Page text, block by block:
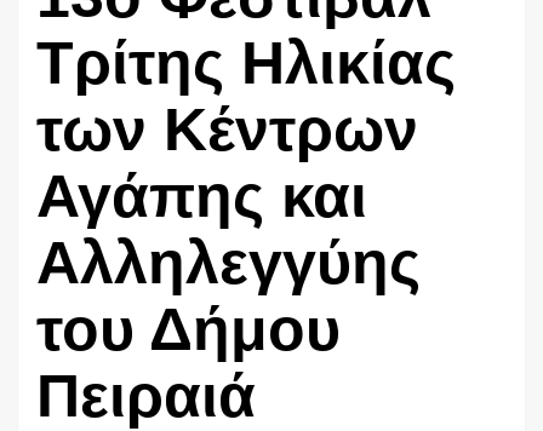
Τρίτης Ηλικίας
των Κέντρων
Αγάπης και
Αλληλεγγύης
του Δήμου
Πειραιά